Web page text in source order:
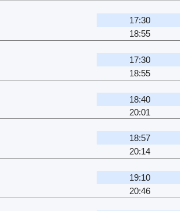
17:30
18:55
17:30
18:55
18:40
20:01
18:57
20:14
19:10
20:46